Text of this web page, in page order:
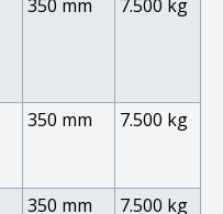
350 mm 7.500 kg
350 mm 7.500 kg
350 mm 7.500 kg